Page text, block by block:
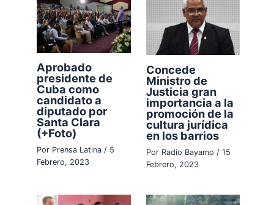
Aprobado
presidente de
Cuba como
candidato a
diputado por
Santa Clara
(+Foto)
Por Prensa Latina/ 5
Febrero, 2023
Concede
Ministro de
Justicia gran
importancia a la
promoción de la
cultura jurídica
en los barrios
Por Radio Bayamo / 15
Febrero, 2023